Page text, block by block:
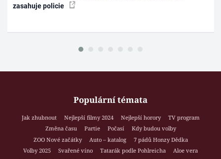
zasahuje policie
Populární témata
Jak zhubnout Nejlepší filmy 2024 Nejlepší horory
TV program
Změna času
Partie Počasí
Kdy budou volby
ZOO Nové začátky
Auto – katalog
7 pádů Honzy Dědka
Volby 2025
Svařené víno Tatarák podle Pohlreicha
Aloe vera